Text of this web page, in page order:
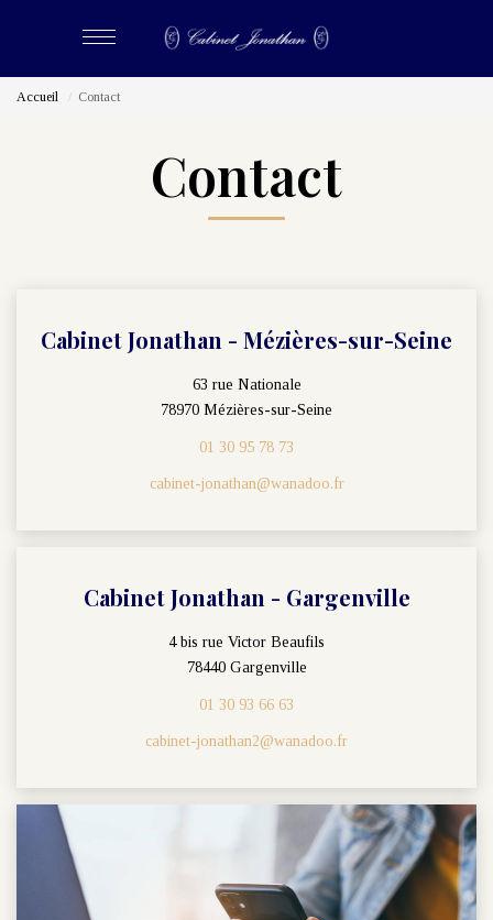
LOUER
NOS CABINETS
Accueil Contact
Contact
Cabinet Jonathan - Mézières-sur-Seine
63 rue Nationale
78970 Mézières-sur-Seine
01 30 95 78 73
cabinet-jonathan@wanadoo.fr
Cabinet Jonathan - Gargenville
4 bis rue Victor Beaufils
78440 Gargenville
01 30 93 66 63
cabinet-jonathan2@wanadoo.fr